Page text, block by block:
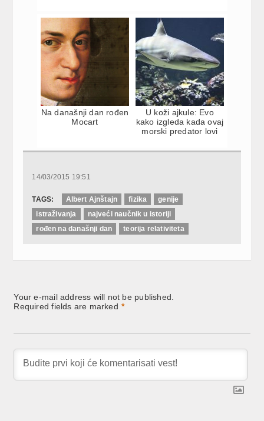
Na današnji dan rođen
Mocart
U koži ajkule: Evo
kako izgleda kada ovaj
morski predator lovi
14/03/2015 19:51
TAGS: Albert Ajnštajn fizika
genije
istraživanja
najveći naučnik u istoriji
rođen na današnji dan
teorija relativiteta
Your e-mail address will not be published.
Required fields are marked *